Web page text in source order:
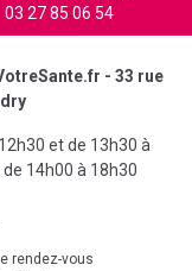
03 27 85 06 54
- 33 rue
et de 13h30 à
14h00 à 18h30
rendez-vous